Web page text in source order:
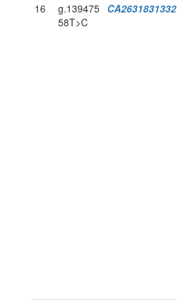
16
g.139475
58T>C
CA2631831332